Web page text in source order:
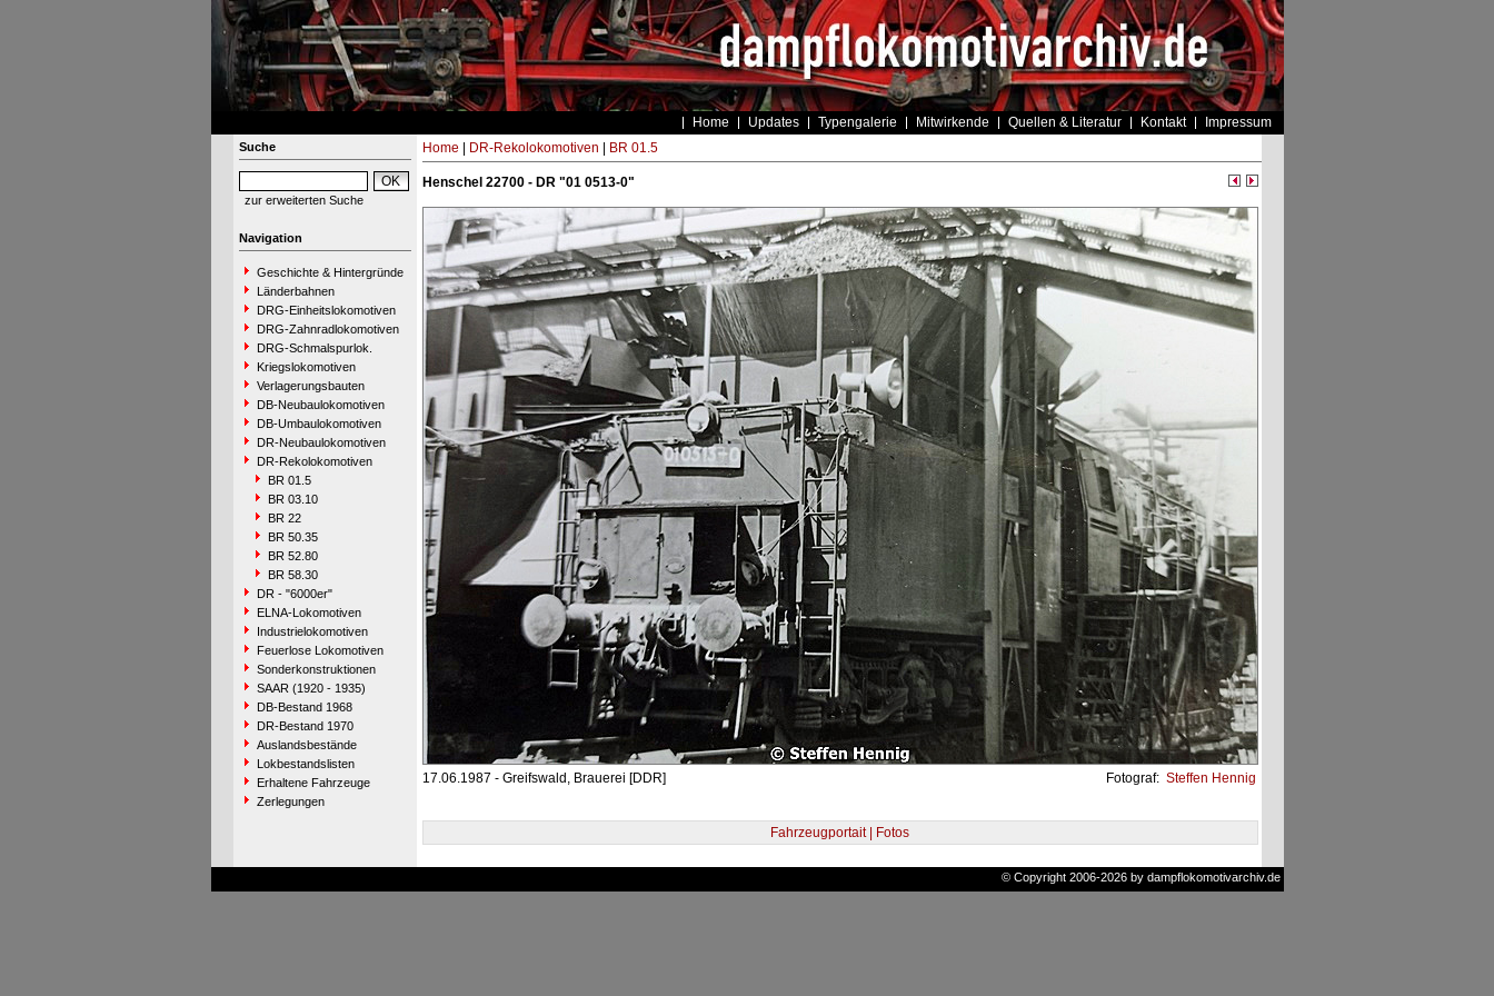
Home Updates Typengalerie Mitwirkende Quellen & Literatur Kontakt Impressum
Suche
zur erweiterten Suche
Navigation
Geschichte & Hintergründe
Länderbahnen
DRG-Einheitslokomotiven
DRG-Zahnradlokomotiven
DRG-Schmalspurlok.
Kriegslokomotiven
Verlagerungsbauten
DB-Neubaulokomotiven
DB-Umbaulokomotiven
DR-Neubaulokomotiven
DR-Rekolokomotiven
BR 01.5
BR 03.10
BR 22
BR 50.35
BR 52.80
BR 58.30
DR - "6000er"
ELNA-Lokomotiven
Industrielokomotiven
Feuerlose Lokomotiven
Sonderkonstruktionen
SAAR (1920 - 1935)
DB-Bestand 1968
DR-Bestand 1970
Auslandsbestände
Lokbestandslisten
Erhaltene Fahrzeuge
Zerlegungen
Home DR-Rekolokomotiven BR 01.5
Henschel 22700 - DR "01 0513-0"
17.06.1987 - Greifswald, Brauerei [DDR] Fotograf: Steffen Hennig
Fahrzeugportait | Fotos
© Copyright 2006-2026 by dampflokomotivarchiv.de